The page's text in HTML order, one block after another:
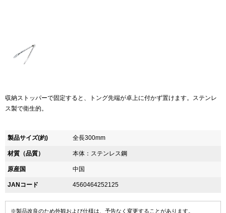
収納ストッパーで固定すると、トング先端が卓上に付かず置けます。ステンレ
ス製で衛生的。
製品サイズ(約) 全長300mm
材質（品質） 本体：ステンレス鋼
原産国 中国
JANコード 4560464252125
※製品改良のため外観および仕様は、予告なく変更することがあります。